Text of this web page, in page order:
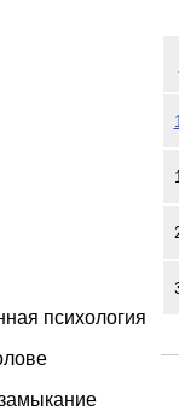
психология